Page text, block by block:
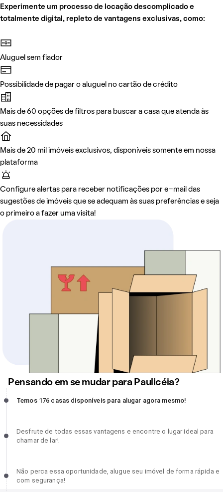
Experimente um processo de locação descomplicado e
totalmente digital, repleto de vantagens exclusivas, como:
Aluguel sem fiador
Possibilidade de pagar o aluguel no cartão de crédito
Mais de 60 opções de filtros para buscar a casa que atenda às
suas necessidades
Mais de 20 mil imóveis exclusivos, disponíveis somente em nossa
plataforma
Configure alertas para receber notificações por e-mail das
sugestões de imóveis que se adequam às suas preferências e seja
o primeiro a fazer uma visita!
Pensando em se mudar para Paulicéia?
Temos 176 casas disponíveis para alugar agora mesmo!,
Temos 176 casas disponíveis para alugar agora mesmo!
Desfrute de todas essas vantagens e encontre o lugar ideal para
chamar de lar!, incompleto
Desfrute de todas essas vantagens e encontre o lugar ideal para
chamar de lar!
Não perca essa oportunidade, alugue seu imóvel de forma rápida
e com segurança!, incompleto
Não perca essa oportunidade, alugue seu imóvel de forma rápida e
com segurança!